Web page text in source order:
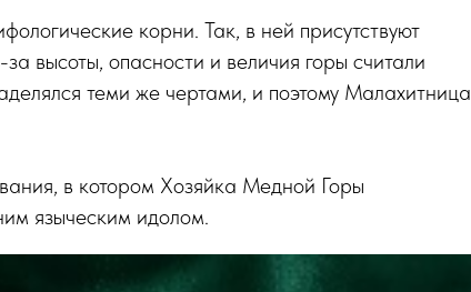
корни. Так, в ней присутствуют
высоты, опасности и величия горы считали
теми же чертами, и поэтому Малахитница
в котором Хозяйка Медной Горы
языческим идолом.